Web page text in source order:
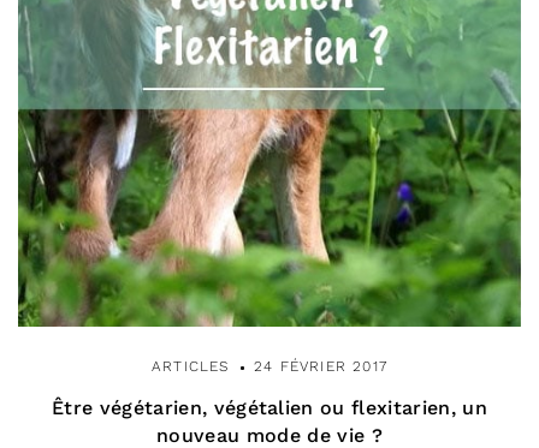
ARTICLES 24 FÉVRIER 2017
Être végétarien, végétalien ou flexitarien, un
nouveau mode de vie ?